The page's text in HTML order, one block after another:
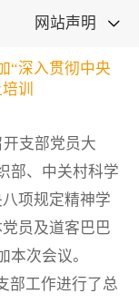
网站声明 
“深入贯彻中央
训
支部党员大
部、中关村科学
项规定精神学
员及道客巴巴
次会议。
部工作进行了总